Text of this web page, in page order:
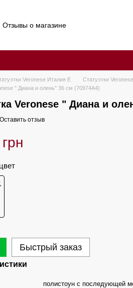
Отзывы о магазине
Veronese Италия Е
Статуэтки
" Диана и олень" 36 см (70974A4)
Veronese " Диана и
Оставить отзыв
Быстрый заказ
полистоун с последующей